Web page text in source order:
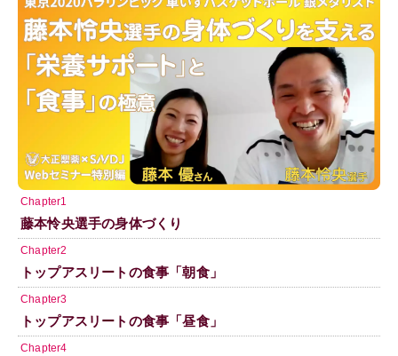
Chapter1
藤本怜央選手の身体づくり
Chapter2
トップアスリートの食事「朝食」
Chapter3
トップアスリートの食事「昼食」
Chapter4